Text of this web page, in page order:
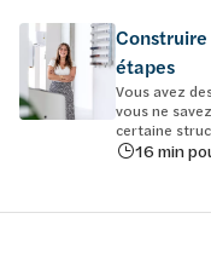
étapes
Vous avez
vous ne
certaine
16 min